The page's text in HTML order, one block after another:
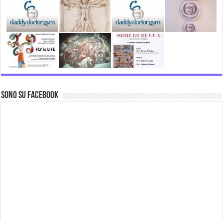
Sono su Facebook